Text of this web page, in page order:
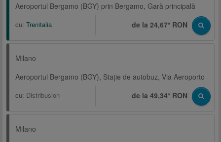
Aeroportul Bergamo (BGY) prin Bergamo, Gară principală
cu: Trenitalia de la 24,67* RON
Milano
Aeroportul Bergamo (BGY), Staţie de autobuz, Via Aeroporto
cu: Distribusion de la 49,34* RON
Milano